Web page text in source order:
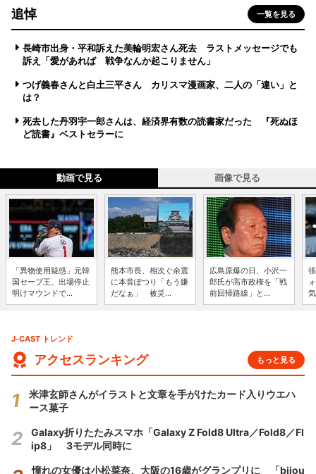
追悼 一覧を見る
長崎市出身・平和訴えた美輪明宏さん死去 ラストメッセージでも
訴え「愛があれば 戦争なんか起こりません」
つげ義春さんと白土三平さん カリスマ漫画家、二人の「違い」と
は？
死去した丹羽宇一郎さんは、経済界有数の読書家だった 『死ぬほ
ど読書』ベストセラーに
動画で見る 画像で見る
「異物使用疑惑」元韓
国セーブ王、出場停止
明けマウンドで...
熊本市長、相次ぐ余震
に本音ぽつり「もう嫌
だなぁ」 被災...
広島原爆の日、小沢一
郎氏が高市政権を「戦
前回帰路線」と...
J-CAST トレンド
アクセスランキング もっと見る
米津玄師さんがイラストと文章を手がけたカード入りウエハ
ース菓子
Galaxy折りたたみスマホ「Galaxy Z Fold8 Ultra／Fold8／Fl
ip8」 3モデル同時に
憧れの女優は小松菜奈、大阪の16歳がグランプリに 「bijou